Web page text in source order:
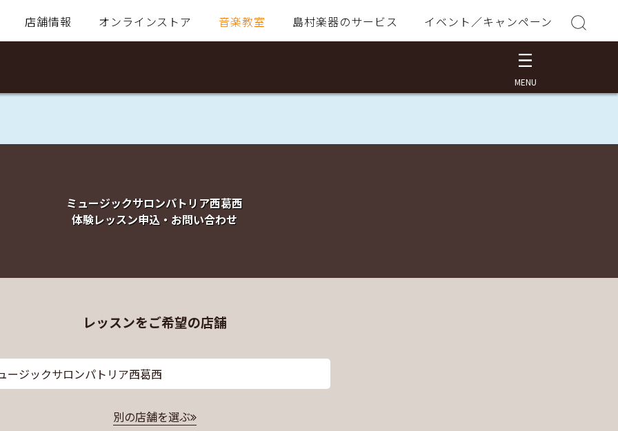
店舗情報 オンラインストア 音楽教室 島村楽器のサービス イベント／キャンペーン
ミュージックサロンパトリア西葛西
体験レッスン申込・お問い合わせ
レッスンをご希望の店舗
ージックサロンパトリア西葛西
別の店舗を選ぶ